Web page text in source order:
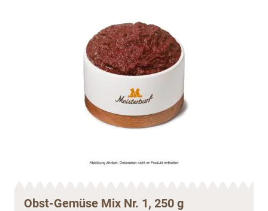
Obst-Gemüse Mix Nr. 1, 250 g